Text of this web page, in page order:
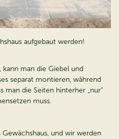
aufgebaut werden!
man die Giebel und
separat montieren, während
man die Seiten hinterher „nur“
muss.
und wir werden